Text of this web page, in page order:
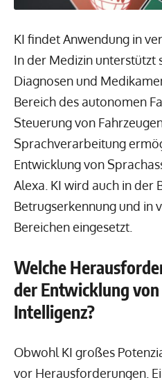
KI findet Anwendung in
In der Medizin unterstützt
Diagnosen und
Bereich des autonomen
Steuerung von
Sprachverarbeitung
Entwicklung von
Alexa. KI wird auch in der
Betrugserkennung und in
Bereichen eingesetzt.
Welche
der Entwicklung
Intelligenz?
Obwohl KI großes
vor Herausforderungen.